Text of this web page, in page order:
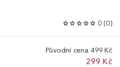
0 (0)
Původní cena 499 Kč
299 Kč